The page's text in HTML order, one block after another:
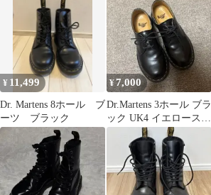
¥ 11,499
Dr. Martens 8ホール ブ
ーツ ブラック
¥7,000
Dr.Martens 3ホール ブラ
ック UK4 イエローステ